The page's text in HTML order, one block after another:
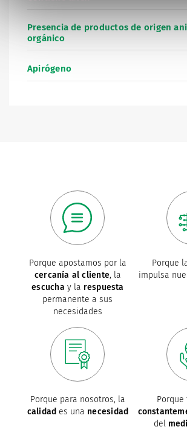
Presencia de productos de origen
orgánico
Apirógeno
Porque apostamos por la
cercanía al cliente, la
escucha y la respuesta
permanente a sus
necesidades
Porque
impulsa
Porque para nosotros, la
calidad es una necesidad
del